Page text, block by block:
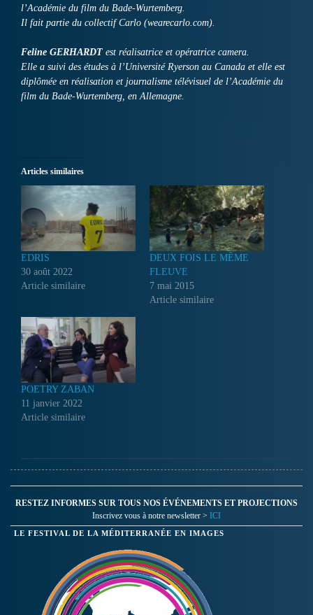
l’Académie du film du Bade-Wurtemberg.
Il fait partie du collectif Carlo (wearecarlo.com).
Feline GERHARDT est réalisatrice et opératrice camera.
Elle a suivi des études à l’Université Ryerson au Canada et elle est
diplômée en réalisation et journalisme télévisuel de l’Académie du
film du Bade-Wurtemberg, en Allemagne.
Articles similaires
EDRIS
30 août 2022
Article similaire
DEUX FOIS LE MÊME
FLEUVE
7 mai 2015
Article similaire
POETRY ZABAN
11 janvier 2022
Article similaire
RESTEZ INFORMES SUR TOUS NOS ÉVÉNEMENTS ET PROJECTIONS
Inscrivez vous à notre newsletter > ICI
LE FESTIVAL DE LA MÉDITERRANÉE EN IMAGES